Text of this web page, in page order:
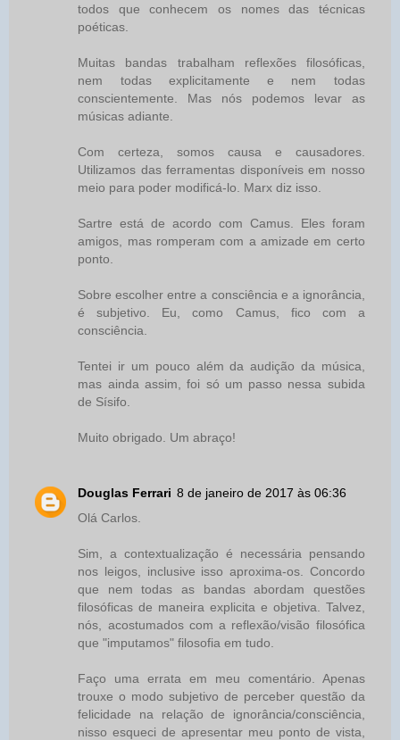
todos que conhecem os nomes das técnicas
poéticas.
Muitas bandas trabalham reflexões filosóficas,
nem todas explicitamente e nem todas
conscientemente. Mas nós podemos levar as
músicas adiante.
Com certeza, somos causa e causadores.
Utilizamos das ferramentas disponíveis em nosso
meio para poder modificá-lo. Marx diz isso.
Sartre está de acordo com Camus. Eles foram
amigos, mas romperam com a amizade em certo
ponto.
Sobre escolher entre a consciência e a ignorância,
é subjetivo. Eu, como Camus, fico com a
consciência.
Tentei ir um pouco além da audição da música,
mas ainda assim, foi só um passo nessa subida
de Sísifo.
Muito obrigado. Um abraço!
Douglas Ferrari 8 de janeiro de 2017 às 06:36
Olá Carlos.
Sim, a contextualização é necessária pensando
nos leigos, inclusive isso aproxima-os. Concordo
que nem todas as bandas abordam questões
filosóficas de maneira explicita e objetiva. Talvez,
nós, acostumados com a reflexão/visão filosófica
que "imputamos" filosofia em tudo.
Faço uma errata em meu comentário. Apenas
trouxe o modo subjetivo de perceber questão da
felicidade na relação de ignorância/consciência,
nisso esqueci de apresentar meu ponto de vista,